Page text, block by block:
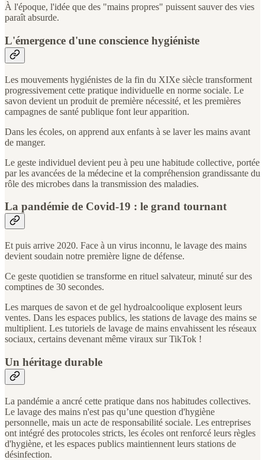
À l'époque, l'idée que des "mains propres" puissent sauver des vies
paraît absurde.
L'émergence d'une conscience hygiéniste
Les mouvements hygiénistes de la fin du XIXe siècle transforment
progressivement cette pratique individuelle en norme sociale. Le
savon devient un produit de première nécessité, et les premières
campagnes de santé publique font leur apparition.
Dans les écoles, on apprend aux enfants à se laver les mains avant
de manger.
Le geste individuel devient peu à peu une habitude collective, portée
par les avancées de la médecine et la compréhension grandissante du
rôle des microbes dans la transmission des maladies.
La pandémie de Covid-19 : le grand tournant
Et puis arrive 2020. Face à un virus inconnu, le lavage des mains
devient soudain notre première ligne de défense.
Ce geste quotidien se transforme en rituel salvateur, minuté sur des
comptines de 30 secondes.
Les marques de savon et de gel hydroalcoolique explosent leurs
ventes. Dans les espaces publics, les stations de lavage des mains se
multiplient. Les tutoriels de lavage de mains envahissent les réseaux
sociaux, certains devenant même viraux sur TikTok !
Un héritage durable
La pandémie a ancré cette pratique dans nos habitudes collectives.
Le lavage des mains n'est pas qu’une question d'hygiène
personnelle, mais un acte de responsabilité sociale. Les entreprises
ont intégré des protocoles stricts, les écoles ont renforcé leurs règles
d'hygiène, et les espaces publics maintiennent leurs stations de
désinfection.